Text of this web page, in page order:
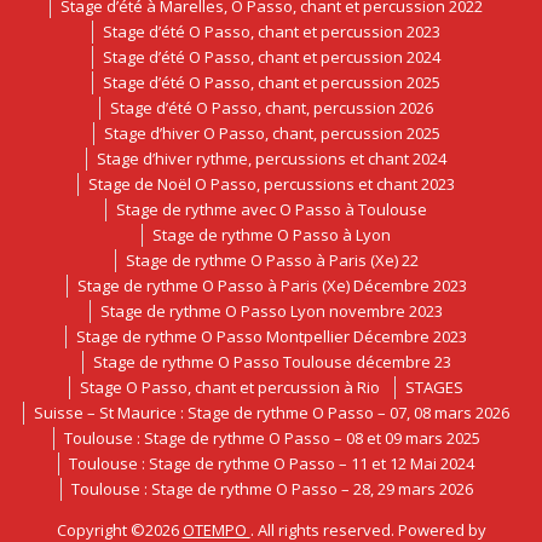
Stage d’été à Marelles, O Passo, chant et percussion 2022
Stage d’été O Passo, chant et percussion 2023
Stage d’été O Passo, chant et percussion 2024
Stage d’été O Passo, chant et percussion 2025
Stage d’été O Passo, chant, percussion 2026
Stage d’hiver O Passo, chant, percussion 2025
Stage d’hiver rythme, percussions et chant 2024
Stage de Noël O Passo, percussions et chant 2023
Stage de rythme avec O Passo à Toulouse
Stage de rythme O Passo à Lyon
Stage de rythme O Passo à Paris (Xe) 22
Stage de rythme O Passo à Paris (Xe) Décembre 2023
Stage de rythme O Passo Lyon novembre 2023
Stage de rythme O Passo Montpellier Décembre 2023
Stage de rythme O Passo Toulouse décembre 23
Stage O Passo, chant et percussion à Rio
STAGES
Suisse – St Maurice : Stage de rythme O Passo – 07, 08 mars 2026
Toulouse : Stage de rythme O Passo – 08 et 09 mars 2025
Toulouse : Stage de rythme O Passo – 11 et 12 Mai 2024
Toulouse : Stage de rythme O Passo – 28, 29 mars 2026
Copyright ©2026OTEMPO . All rights reserved. Powered by